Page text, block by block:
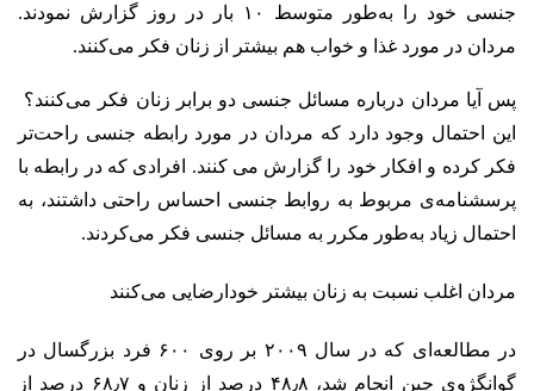
جنسی خود را به‌طور متوسط ۱۰ بار در روز گزارش نمودند.
مردان در مورد غذا و خواب هم بیشتر از زنان فکر می‌کنند.
پس آیا مردان درباره مسائل جنسی دو برابر زنان فکر می‌کنند؟
این احتمال وجود دارد که مردان در مورد رابطه جنسی راحت‌تر
فکر کرده و افکار خود را گزارش می کنند. افرادی که در رابطه با
پرسشنامه‌ی مربوط به روابط جنسی احساس راحتی داشتند، به
احتمال زیاد به‌طور مکرر به مسائل جنسی فکر می‌کردند.
مردان اغلب نسبت به زنان بیشتر خودارضایی می‌کنند
در مطالعه‌ای که در سال ۲۰۰۹ بر روی ۶۰۰ فرد بزرگسال در
گوانگژوی چین انجام شد، ۴۸٫۸ درصد از زنان و ۶۸٫۷ درصد از